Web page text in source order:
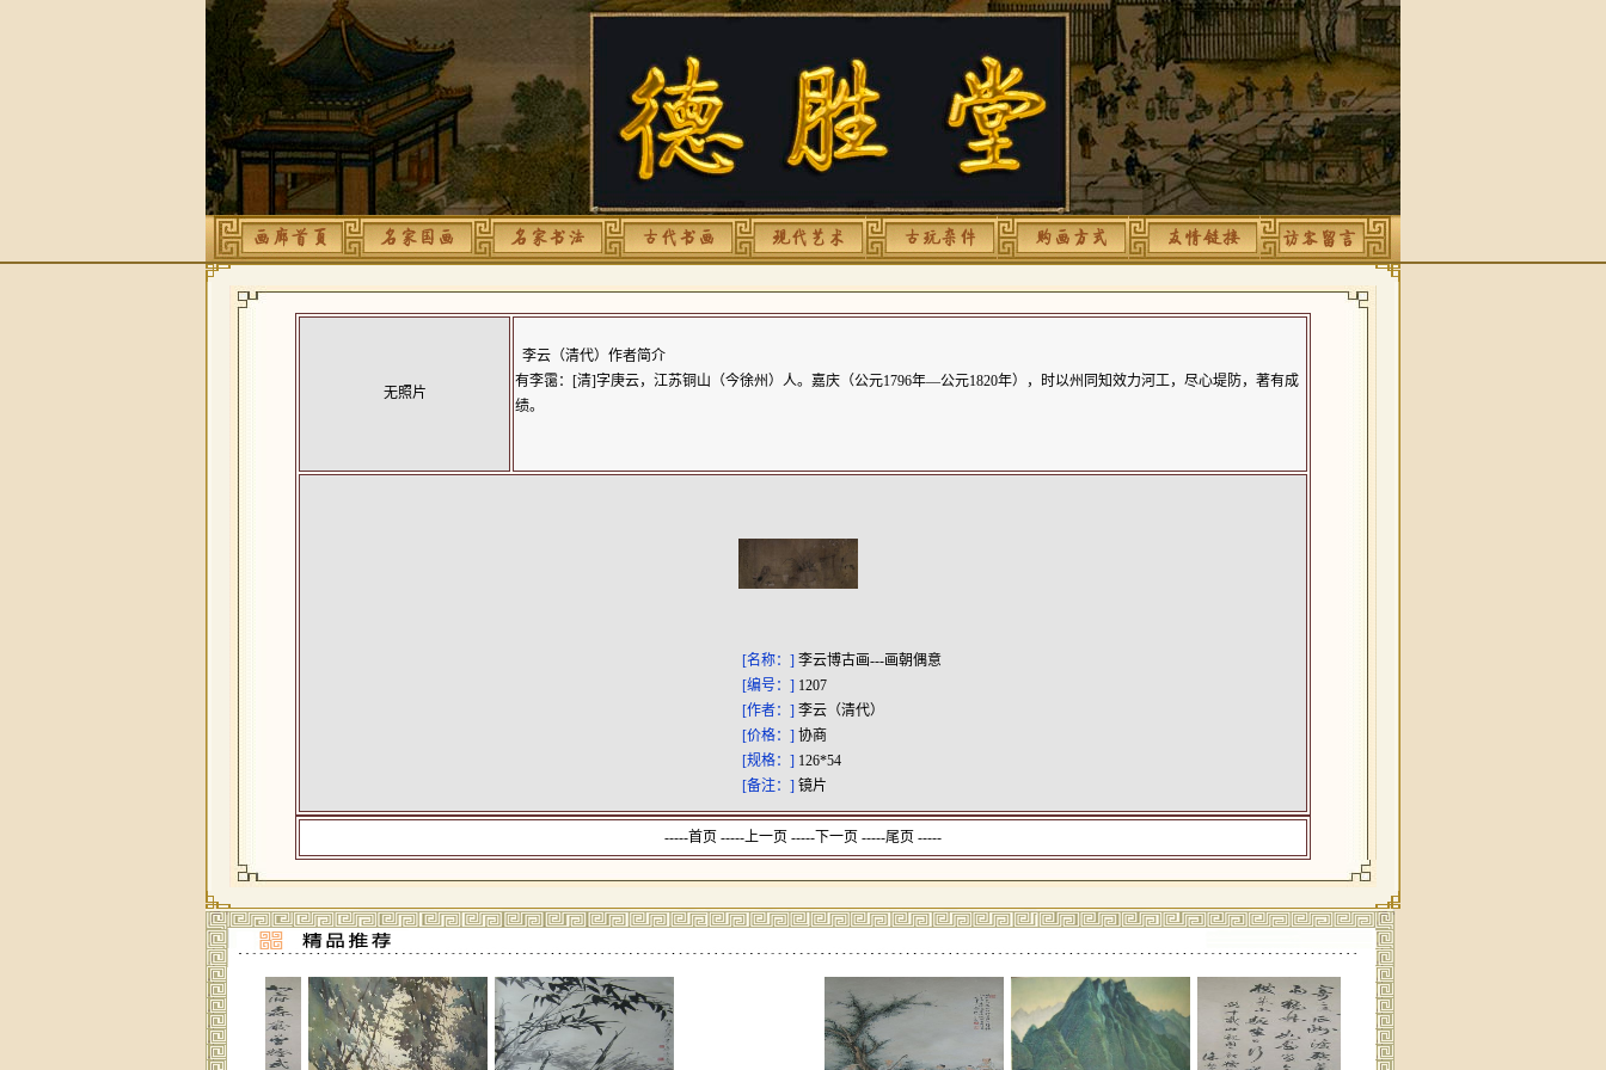
无照片
李云（清代）作者简介
有李霭：[清]字庚云，江苏铜山（今徐州）人。嘉庆（公元1796年—公元1820年），时以州同知效力河工，尽心堤防，著有成
绩。
[名称：] 李云博古画---画朝偶意
[编号：] 1207
[作者：] 李云（清代）
[价格：] 协商
[规格：] 126*54
[备注：] 镜片
-----首页 -----上一页 -----下一页 -----尾页 -----